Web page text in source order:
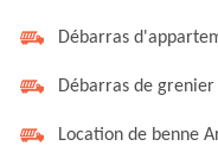
Débarras
Débarras de
Location de benne